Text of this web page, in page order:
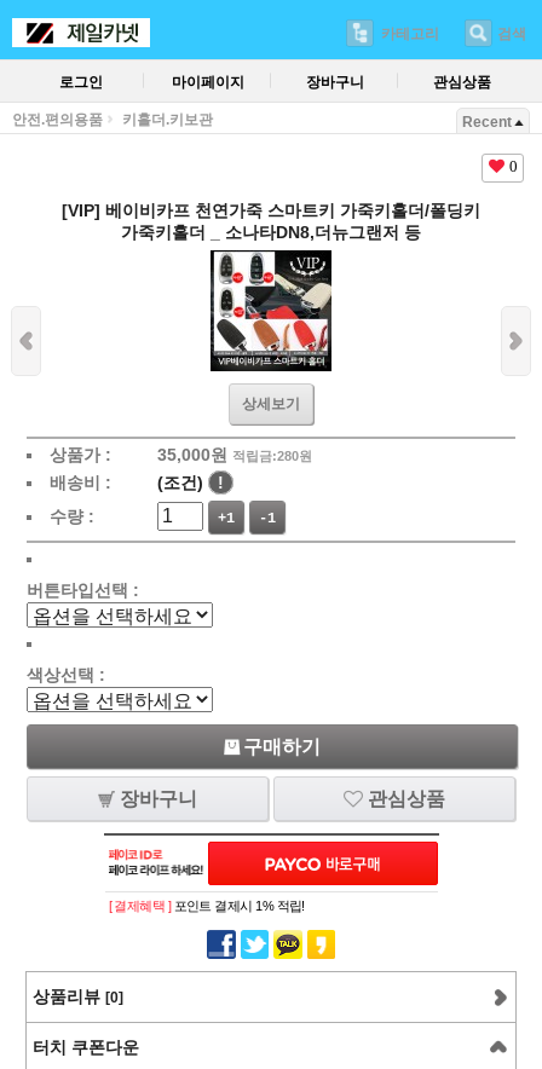
카테고리 검색
로그인 마이페이지 장바구니 관심상품
안전.편의용품 키홀더.키보관 Recent
0
[VIP] 베이비카프 천연가죽 스마트키 가죽키홀더/폴딩키
가죽키홀더 _ 소나타DN8,더뉴그랜저 등
상세보기
상품가 : 35,000원 적립금:280원
배송비 : (조건)
!
수량 :
+1 -1
버튼타입선택 :
색상선택 :
구매하기
장바구니 관심상품
[ 결제혜택 ] 포인트 결제시 1% 적립!
상품리뷰 [0]
터치 쿠폰다운